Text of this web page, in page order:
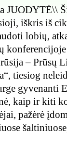
JUODYTĖ\\
iškris iš
lobių,
– Prūsų
tiesiog
gyvenanti
kaip ir kiti
pažėrė